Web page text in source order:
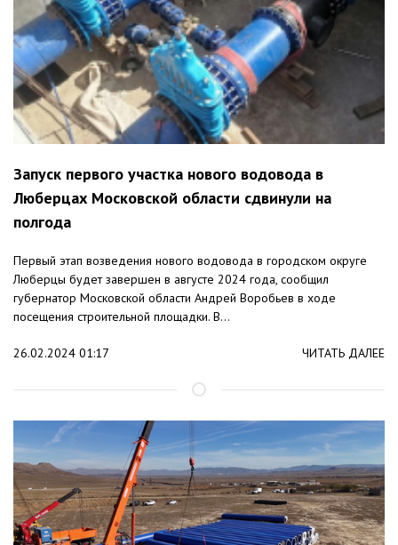
Запуск первого участка нового водовода в
Люберцах Московской области сдвинули на
полгода
Первый этап возведения нового водовода в городском округе
Люберцы будет завершен в августе 2024 года, сообщил
губернатор Московской области Андрей Воробьев в ходе
посещения строительной площадки. В...
26.02.2024 01:17 ЧИТАТЬ ДАЛЕЕ